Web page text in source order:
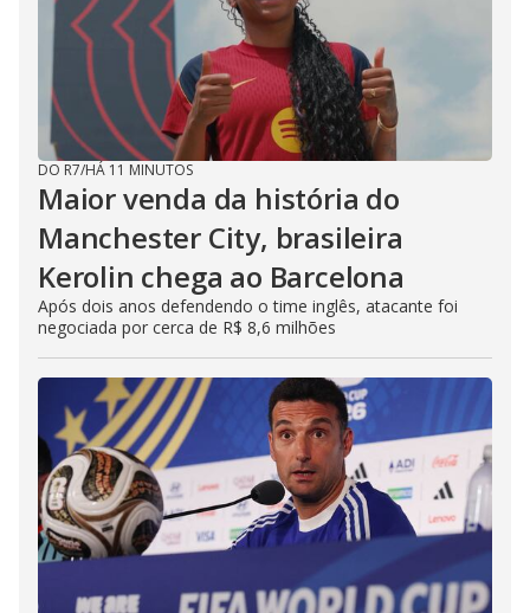
DO R7/HÁ 11 MINUTOS
Maior venda da história do
Manchester City, brasileira
Kerolin chega ao Barcelona
Após dois anos defendendo o time inglês, atacante foi
negociada por cerca de R$ 8,6 milhões